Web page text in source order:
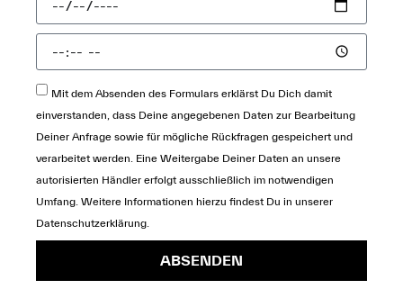
Mit dem Absenden des Formulars erklärst Du Dich damit
einverstanden, dass Deine angegebenen Daten zur Bearbeitung
Deiner Anfrage sowie für mögliche Rückfragen gespeichert und
verarbeitet werden. Eine Weitergabe Deiner Daten an unsere
autorisierten Händler erfolgt ausschließlich im notwendigen
Umfang. Weitere Informationen hierzu findest Du in unserer
Datenschutzerklärung
ABSENDEN